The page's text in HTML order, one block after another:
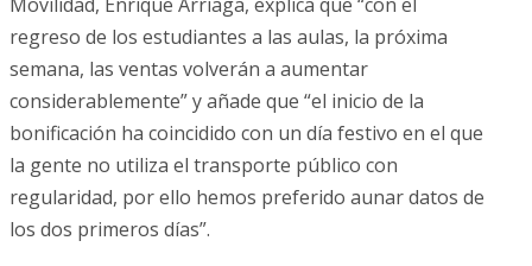
regreso de los estudiantes a las aulas, la próxima
semana, las ventas volverán a aumentar
considerablemente” y añade que “el inicio de la
bonificación ha coincidido con un día festivo en el que
la gente no utiliza el transporte público con
regularidad, por ello hemos preferido aunar datos de
los dos primeros días”.